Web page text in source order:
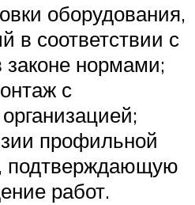
оборудования,
в соответствии с
нормами;
с
профильной
подтверждающую
работ.